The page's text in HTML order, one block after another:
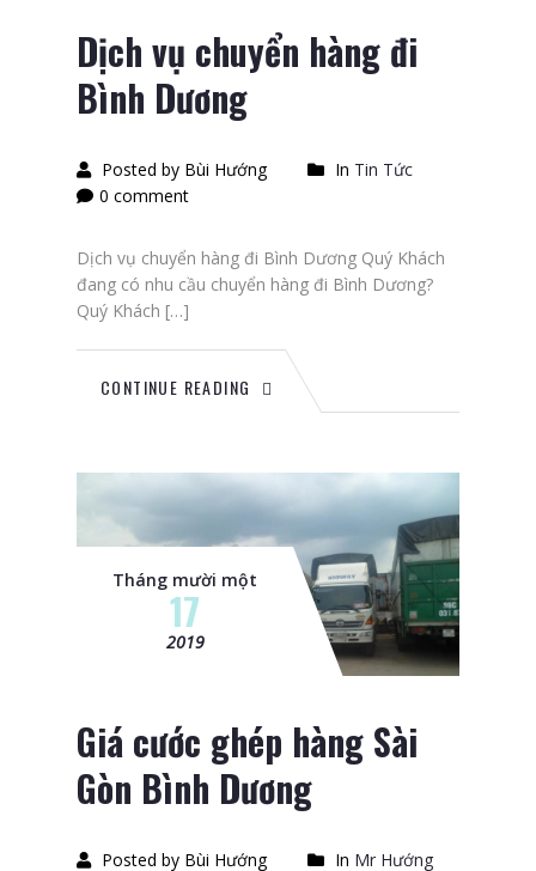
Dịch vụ chuyển hàng đi
Bình Dương
Posted by Bùi Hướng In Tin Tức
0 comment
Dịch vụ chuyển hàng đi Bình Dương Quý Khách
đang có nhu cầu chuyển hàng đi Bình Dương?
Quý Khách […]
CONTINUE READING
Tháng mười một
17
2019
Giá cước ghép hàng Sài
Gòn Bình Dương
Posted by Bùi Hướng In Mr Hướng